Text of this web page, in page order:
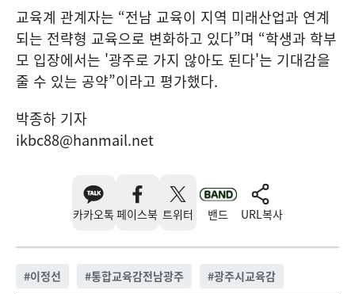
교육계 관계자는 “전남 교육이 지역 미래산업과 연계
되는 전략형 교육으로 변화하고 있다”며 “학생과 학부
모 입장에서는 '광주로 가지 않아도 된다'는 기대감을
줄 수 있는 공약”이라고 평가했다.
박종하 기자
ikbc88@hanmail.net
카카오톡 페이스북 트위터 밴드 URL복사
#이정선 #통합교육감전남광주 #광주시교육감